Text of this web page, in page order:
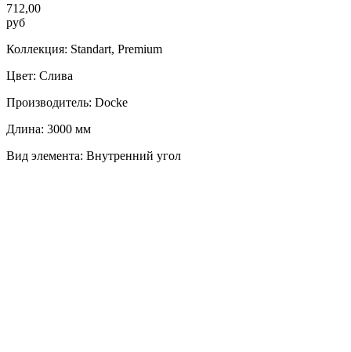
712,00
руб
Коллекция: Standart, Premium
Цвет: Слива
Производитель: Docke
Длина: 3000 мм
Вид элемента: Внутренний угол